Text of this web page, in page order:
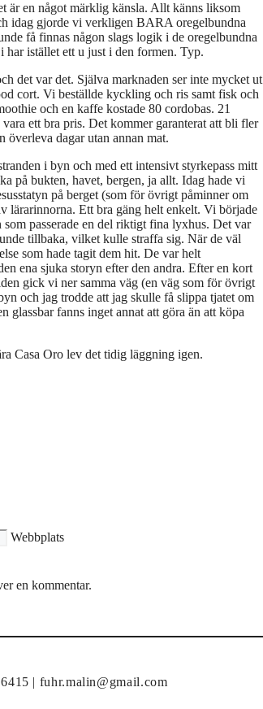
är en något märklig känsla. Allt känns liksom
idag gjorde vi verkligen BARA oregelbundna
få finnas någon slags logik i de oregelbundna
har istället ett u just i den formen. Typ.
det var det. Själva marknaden ser inte mycket ut
cort. Vi beställde kyckling och ris samt fisk och
och en kaffe kostade 80 cordobas. 21
ett bra pris. Det kommer garanterat att bli fler
överleva dagar utan annan mat.
i byn och med ett intensivt styrkepass mitt
på bukten, havet, bergen, ja allt. Idag hade vi
på berget (som för övrigt påminner om
lärarinnorna. Ett bra gäng helt enkelt. Vi började
passerade en del riktigt fina lyxhus. Det var
tillbaka, vilket kulle straffa sig. När de väl
som hade tagit dem hit. De var helt
ena sjuka storyn efter den andra. Efter en kort
gick vi ner samma väg (en väg som för övrigt
och jag trodde att jag skulle få slippa tjatet om
glassbar fanns inget annat att göra än att köpa
Casa Oro lev det tidig läggning igen.
Webbplats
en kommentar.
| fuhr.malin@gmail.com